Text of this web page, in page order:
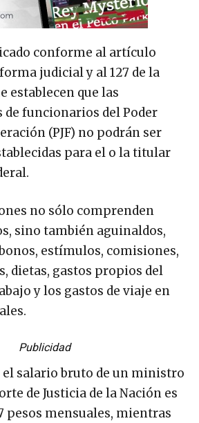
conforme al artículo
judicial y al 127 de la
establecen que las
funcionarios del Poder
(PJF) no podrán ser
para el o la titular
no sólo comprenden
sino también aguinaldos,
estímulos, comisiones,
dietas, gastos propios del
y los gastos de viaje en
Publicidad
el salario bruto de un ministro
de Justicia de la Nación es
pesos mensuales, mientras